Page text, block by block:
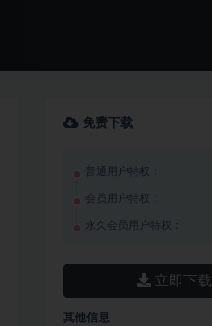
免费下载
普通用户特权：
会员用户特权：
永久会员用户特权：
立即下载
其他信息